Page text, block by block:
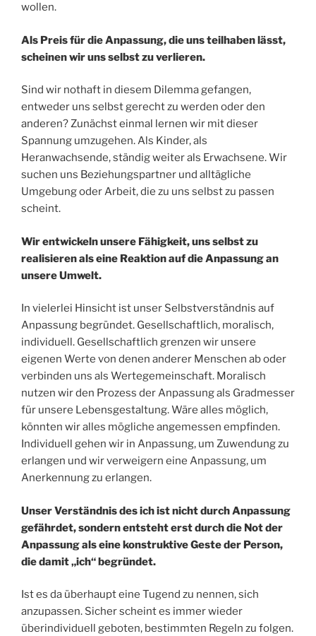
wollen.
Als Preis für die Anpassung, die uns teilhaben lässt,
scheinen wir uns selbst zu verlieren.
Sind wir nothaft in diesem Dilemma gefangen,
entweder uns selbst gerecht zu werden oder den
anderen? Zunächst einmal lernen wir mit dieser
Spannung umzugehen. Als Kinder, als
Heranwachsende, ständig weiter als Erwachsene. Wir
suchen uns Beziehungspartner und alltägliche
Umgebung oder Arbeit, die zu uns selbst zu passen
scheint.
Wir entwickeln unsere Fähigkeit, uns selbst zu
realisieren als eine Reaktion auf die Anpassung an
unsere Umwelt.
In vielerlei Hinsicht ist unser Selbstverständnis auf
Anpassung begründet. Gesellschaftlich, moralisch,
individuell. Gesellschaftlich grenzen wir unsere
eigenen Werte von denen anderer Menschen ab oder
verbinden uns als Wertegemeinschaft. Moralisch
nutzen wir den Prozess der Anpassung als Gradmesser
für unsere Lebensgestaltung. Wäre alles möglich,
könnten wir alles mögliche angemessen empfinden.
Individuell gehen wir in Anpassung, um Zuwendung zu
erlangen und wir verweigern eine Anpassung, um
Anerkennung zu erlangen.
Unser Verständnis des ich ist nicht durch Anpassung
gefährdet, sondern entsteht erst durch die Not der
Anpassung als eine konstruktive Geste der Person,
die damit „ich“ begründet.
Ist es da überhaupt eine Tugend zu nennen, sich
anzupassen. Sicher scheint es immer wieder
überindividuell geboten, bestimmten Regeln zu folgen.